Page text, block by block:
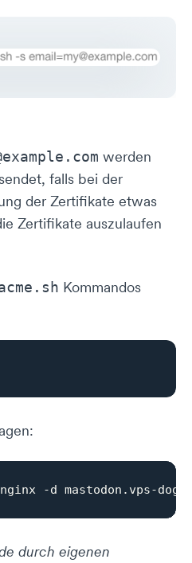
werden
falls bei der
der Zertifikate etwas
Zertifikate auszulaufen
Kommandos
durch eigenen